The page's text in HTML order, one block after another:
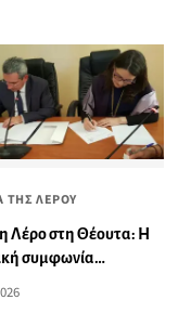
ΤΗΣ ΛΕΡΟΥ
Λέρο στη Θέουτα: Η
συμφωνία
να γίνει πράξη